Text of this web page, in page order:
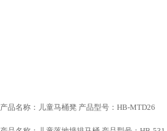
产品名称：儿童马桶凳 产品型号：HB-MTD26